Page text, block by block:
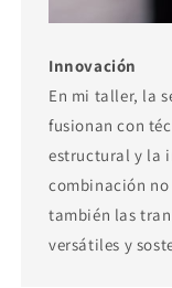
Innovación
En mi taller, la
fusionan con
estructural y la
combinación
también las
versátiles y